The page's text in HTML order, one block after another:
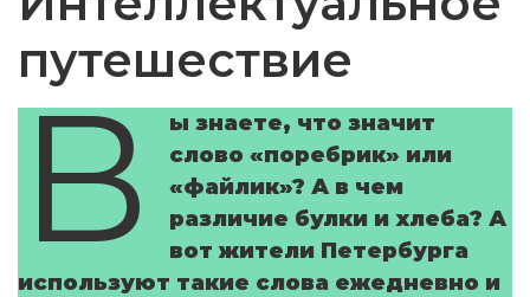
путешествие
В
ы знаете, что значит
слово «поребрик» или
«файлик»? А в чем
различие булки и хлеба? А
вот жители Петербурга
используют такие слова ежедневно и